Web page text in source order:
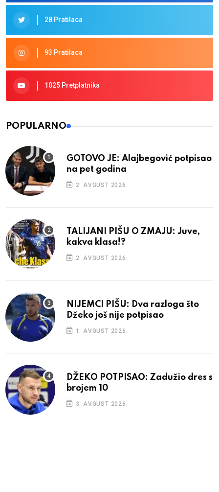
28 Pratilaca
93 Pratilaca
1025 Pretplatnika
POPULARNO
GOTOVO JE: Alajbegović potpisao
na pet godina
2. AVGUST 2026.
TALIJANI PIŠU O ZMAJU: Juve,
kakva klasa!?
2. AVGUST 2026.
NIJEMCI PIŠU: Dva razloga što
Džeko još nije potpisao
1. AVGUST 2026.
DŽEKO POTPISAO: Zadužio dres s
brojem 10
3. AVGUST 2026.